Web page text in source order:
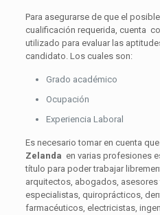
Para asegurarse de que el
cualificación requerida, cuenta
utilizado para evaluar las
candidato. Los cuales son:
Grado académico
Ocupación
Experiencia Laboral
Es necesario tomar en cuenta
Zelanda en varias profesiones
título para poder trabajar
arquitectos, abogados,
especialistas, quiroprácticos,
farmacéuticos, electricistas,